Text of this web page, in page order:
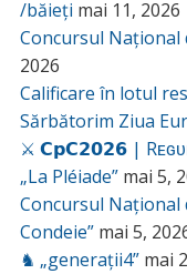
/băieți mai 11, 2026
Concursul Național
2026
Calificare în lotul
Sărbătorim Ziua
⚔️ 𝗖𝗽𝗖𝟮𝟬𝟮𝟲 |
„La Pléiade” mai 5,
Concursul Național
Condeie” mai 5,
♞ „generații4” mai